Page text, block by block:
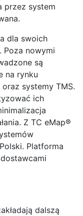
przez system
dla swoich
Poza nowymi
są
na rynku
systemy TMS.
ich
Z TC eMap®
Platforma
dalszą